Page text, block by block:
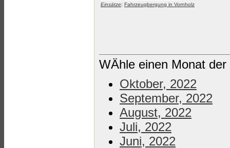
Einsätze: Fahrzeugbergung in Vornholz
WÄhle einen Monat
Oktober, 2022
September, 2022
August, 2022
Juli, 2022
Juni, 2022